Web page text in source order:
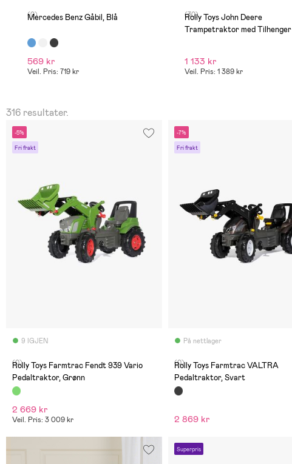
(0)
Mercedes Benz Gåbil, Blå
569 kr
Veil. Pris: 719 kr
(30)
Rolly Toys John Deere
Trampetraktor med Tilhenger
1 133 kr
Veil. Pris: 1 389 kr
316 resultater.
-5%
Fri frakt
9 IGJEN
(0)
Rolly Toys Farmtrac Fendt 939 Vario
Pedaltraktor, Grønn
2 669 kr
Veil. Pris: 3 009 kr
-7%
Fri frakt
På nettlager
(0)
Rolly Toys Farmtrac VALTRA
Pedaltraktor, Svart
2 869 kr
Superpris